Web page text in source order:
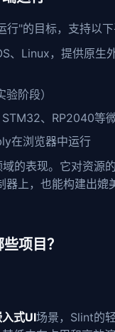
行"的目标，支持以
、Linux，提供原生
阶段）
、RP2040等
在浏览器中运行
的表现。它对资源
上，也能构建出媲
项目？
式UI场景，Slint的